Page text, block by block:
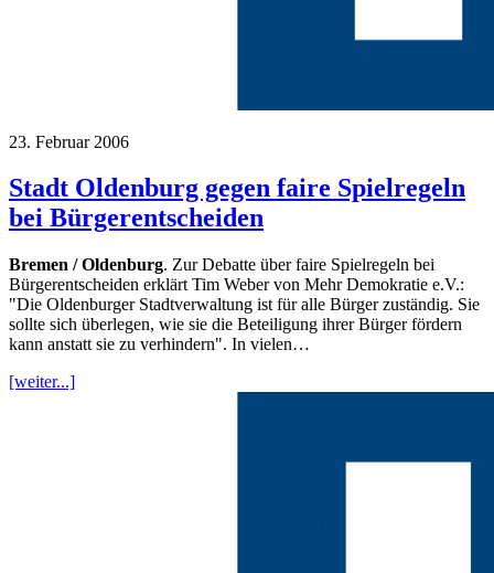
23. Februar 2006
Stadt Oldenburg gegen faire Spielregeln
bei Bürgerentscheiden
Bremen / Oldenburg. Zur Debatte über faire Spielregeln bei
Bürgerentscheiden erklärt Tim Weber von Mehr Demokratie e.V.:
"Die Oldenburger Stadtverwaltung ist für alle Bürger zuständig. Sie
sollte sich überlegen, wie sie die Beteiligung ihrer Bürger fördern
kann anstatt sie zu verhindern". In vielen…
[weiter...]